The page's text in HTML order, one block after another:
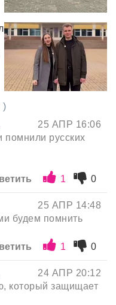
)
25 АПР 16:06
помнили русских
1 0
25 АПР 14:48
будем помнить
1 0
24 АПР 20:12
который защищает